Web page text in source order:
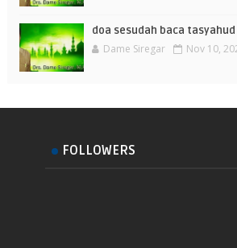
doa sesudah baca tasyahud
Dame Siregar Nov 10,
FOLLOWERS